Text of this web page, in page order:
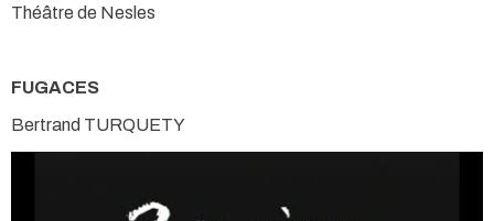
Théâtre de Nesles
FUGACES
Bertrand TURQUETY